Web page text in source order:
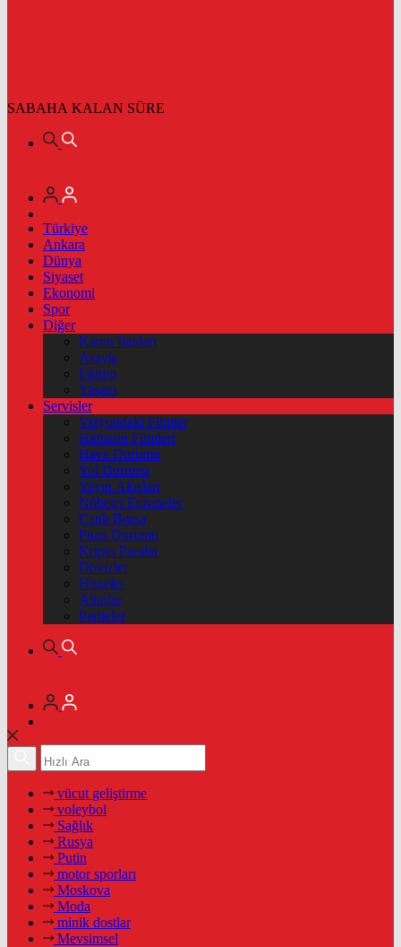
SABAHA KALAN SÜRE
Türkiye
Ankara
Dünya
Siyaset
Ekonomi
Spor
Diğer
Kamu İlanları
Asayiş
Eğitim
Yaşam
Servisler
Vizyondaki Filmler
Haftanin Filmleri
Hava Durumu
Yol Durumu
Yayın Akışları
Nöbetçi Eczaneler
Canlı Borsa
Puan Durumu
Kripto Paralar
Dövizler
Hisseler
Altınlar
Pariteler
vücut geliştirme
voleybol
Sağlık
Rusya
Putin
motor sporları
Moskova
Moda
minik dostlar
Mevsimsel